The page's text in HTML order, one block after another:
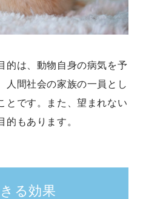
的は、動物自身の病気を予
人間社会の家族の一員とし
とです。また、望まれない
的もあります。
る効果